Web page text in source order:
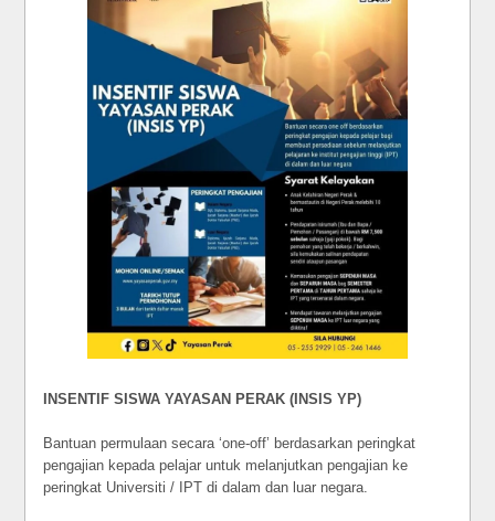
INSENTIF SISWA YAYASAN PERAK (INSIS YP)
Bantuan permulaan secara ‘one-off’ berdasarkan peringkat
pengajian kepada pelajar untuk melanjutkan pengajian ke
peringkat Universiti / IPT di dalam dan luar negara.